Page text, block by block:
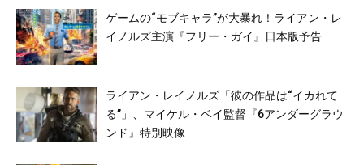
ゲームの“モブキャラ”が大暴れ！ライアン・レ
イノルズ主演『フリー・ガイ』日本版予告
ライアン・レイノルズ「彼の作品は“イカれて
る”」、マイケル・ベイ監督『6アンダーグラウ
ンド』特別映像